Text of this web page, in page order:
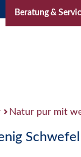
Sommerfest
Beratung &
Natur pur mit
Schwefel